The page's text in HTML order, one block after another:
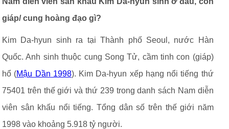
giáp/ cung hoàng đạo gì?
Kim Da-hyun sinh ra tại Thành phố Seoul, nước Hàn
Quốc. Anh sinh thuộc cung Song Tử, cầm tinh con (giáp)
hổ (Mậu Dần 1998). Kim Da-hyun xếp hạng nổi tiếng thứ
75401 trên thế giới và thứ 239 trong danh sách Nam diễn
viên sân khấu nổi tiếng. Tổng dân số trên thế giới năm
1998 vào khoảng 5.918 tỷ người.